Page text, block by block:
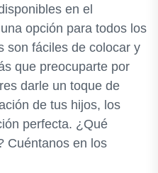
en el
opción para todos los
son fáciles de colocar y
que preocuparte por
darle un toque de
de tus hijos, los
perfecta. ¿Qué
Cuéntanos en los